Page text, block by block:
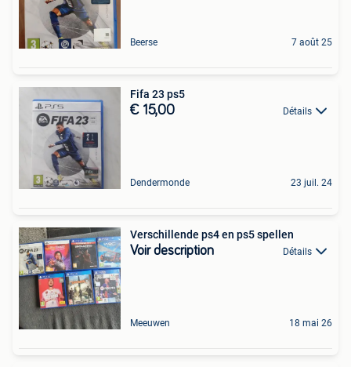
Beerse 7 août 25
Fifa 23 ps5
€ 15,00 Détails
Dendermonde 23 juil. 24
Verschillende ps4 en ps5 spellen
Voir description Détails
Meeuwen 18 mai 26